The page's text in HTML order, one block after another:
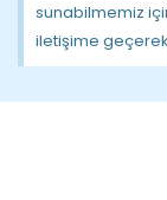
sunabilmemiz
iletişime